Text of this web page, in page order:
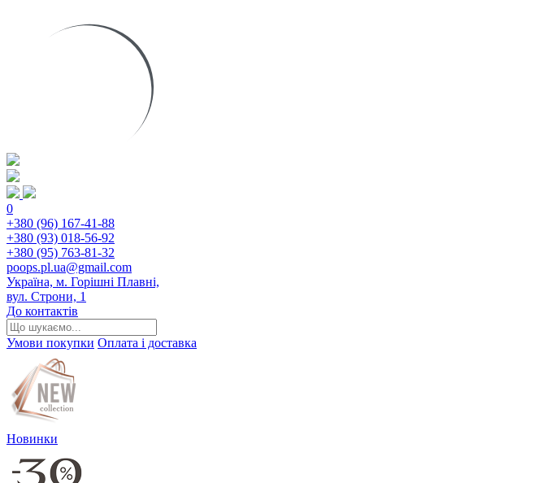
0
+380 (96) 167-41-88
+380 (93) 018-56-92
+380 (95) 763-81-32
poops.pl.ua@gmail.com
Україна, м. Горішні Плавні,
вул. Строни, 1
До контактів
Умови покупки Оплата і доставка
Новинки